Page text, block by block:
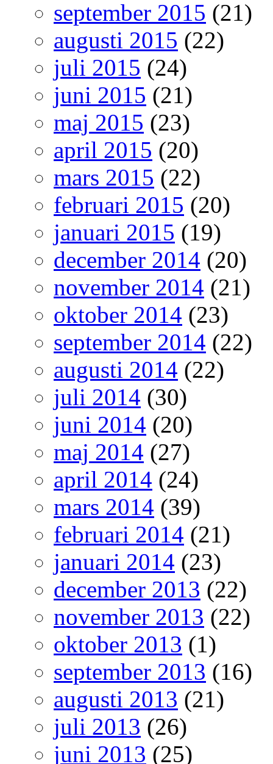
september 2015 (21)
augusti 2015 (22)
juli 2015 (24)
juni 2015 (21)
maj 2015 (23)
april 2015 (20)
mars 2015 (22)
februari 2015 (20)
januari 2015 (19)
december 2014 (20)
november 2014 (21)
oktober 2014 (23)
september 2014 (22)
augusti 2014 (22)
juli 2014 (30)
juni 2014 (20)
maj 2014 (27)
april 2014 (24)
mars 2014 (39)
februari 2014 (21)
januari 2014 (23)
december 2013 (22)
november 2013 (22)
oktober 2013 (1)
september 2013 (16)
augusti 2013 (21)
juli 2013 (26)
juni 2013 (25)